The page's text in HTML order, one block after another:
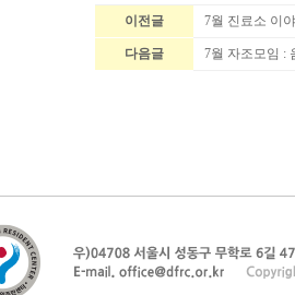
이전글 7월 진료소 이
다음글 7월 자조모임 :